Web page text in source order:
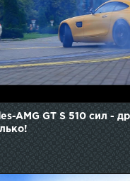
AMG GT S 510 сил -